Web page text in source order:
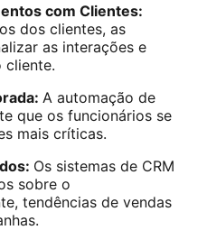
com Clientes:
dos clientes, as
as interações e
cliente.
A automação de
que os funcionários se
mais críticas.
Os sistemas de CRM
sobre o
tendências de vendas